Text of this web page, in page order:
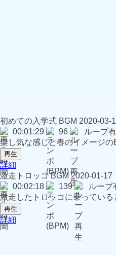
初めての入学式 BGM 2020-03-
00:01:29
96
ループ有
楽し気な感じと春のイメージの
再生
詳細
激走トロッコ BGM 2020-01-17
00:02:18
139
ループ
激走したトロッコに乗っている
再生
詳細